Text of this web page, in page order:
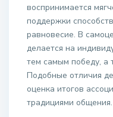
воспринимается
поддержки
равновесие. В
делается на
тем самым победу, а
Подобные отличия
оценка итогов
традициями общения.